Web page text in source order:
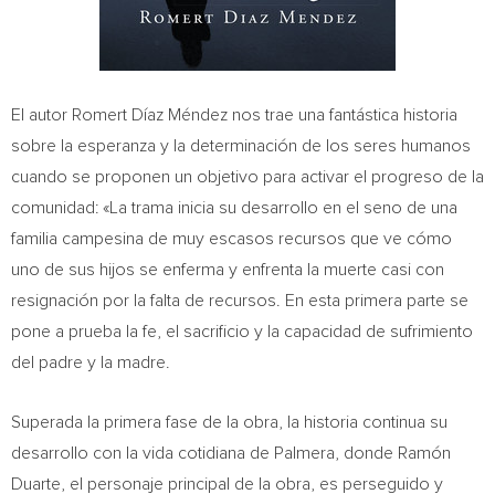
El autor Romert Díaz Méndez nos trae una fantástica historia
sobre la esperanza y la determinación de los seres humanos
cuando se proponen un objetivo para activar el progreso de la
comunidad: «La trama inicia su desarrollo en el seno de una
familia campesina de muy escasos recursos que ve cómo
uno de sus hijos se enferma y enfrenta la muerte casi con
resignación por la falta de recursos. En esta primera parte se
pone a prueba la fe, el sacrificio y la capacidad de sufrimiento
del padre y la madre.
Superada la primera fase de la obra, la historia continua su
desarrollo con la vida cotidiana de Palmera, donde Ramón
Duarte, el personaje principal de la obra, es perseguido y